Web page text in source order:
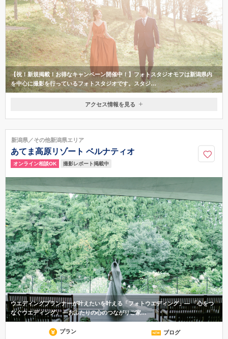
【祝！新規掲載！お得なキャンペーン開催中！】フォトスタジオモフは新潟県内
を中心に撮影を行っているフォトスタジオです。スタジ…
新潟県阿賀野市外城町7-11
瓢湖水きん公園から車で3分・駐車場有
080-8132-5435
アクセス情報を見る
新潟県／その他新潟県エリア
あてま高原リゾート ベルナティオ
オンライン相談OK 撮影レポート掲載中
ウエディングプランナーが叶えたいを叶える「フォトウエディング」― 「心をつ
なぐウエディング」 ―おふたりの心のつながりご家…
プラン ブログ